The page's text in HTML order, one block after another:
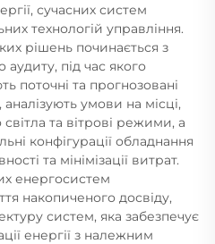
сучасних систем
технологій управління.
рішень починається з
під час якого
поточні та прогнозовані
умови на місці,
та вітрові режими, а
конфігурації обладнання
та мінімізації витрат.
енергосистем
накопиченого досвіду,
систем, яка забезпечує
енергії з належним